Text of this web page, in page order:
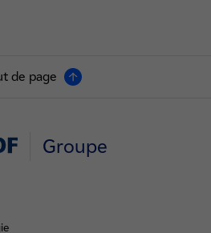
de page
Groupe